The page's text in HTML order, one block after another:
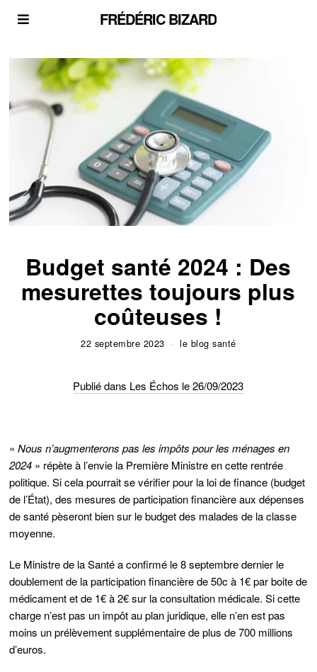
FRÉDÉRIC BIZARD
Budget santé 2024 : Des
mesurettes toujours plus
coûteuses !
22 septembre 2023 le blog santé
Publié dans Les Échos le 26/09/2023
«Nous n’augmenterons pas les impôts pour les ménages en
2024 » répète à l’envie la Première Ministre en cette rentrée
politique. Si cela pourrait se vérifier pour la loi de finance (budget
de l’État), des mesures de participation financière aux dépenses
de santé pèseront bien sur le budget des malades de la classe
moyenne.
Le Ministre de la Santé a confirmé le 8 septembre dernier le
doublement de la participation financière de 50c à 1€ par boite de
médicament et de 1€ à 2€ sur la consultation médicale. Si cette
charge n’est pas un impôt au plan juridique, elle n’en est pas
moins un prélèvement supplémentaire de plus de 700 millions
d’euros.